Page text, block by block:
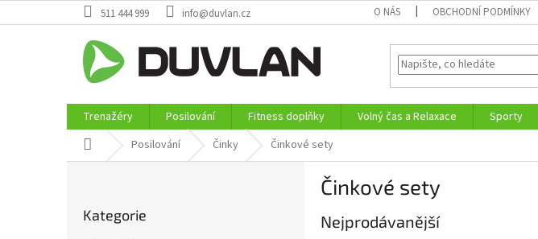
na
511 444 999 info@duvlan.cz O NÁS OBCHODNÍ PODMÍNKY
Trenažéry Posilování Fitness doplňky Volný čas a Relaxace Sporty
Domů Posilování Činky Činkové sety
kategorie
Kategorie
Činkové sety
Nejprodávanější